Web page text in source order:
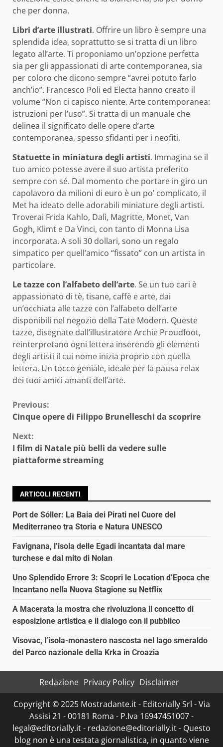
che per donna.
Libri d’arte illustrati. Offrire un libro è sempre una
splendida idea, soprattutto se si tratta di un libro
legato all’arte. Ti proponiamo un’opzione perfetta
sia per gli appassionati di arte contemporanea, sia
per coloro che dicono sempre “avrei potuto farlo
anch’io”. Francesco Poli ed Electa hanno creato il
volume “Non ci capisco niente. Arte contemporanea:
istruzioni per l’uso”. Si tratta di un manuale che
delinea il significato delle opere d’arte
contemporanea, spesso sfidanti per i neofiti.
Statuette in miniatura degli artisti. Immagina se il
tuo amico potesse avere il suo artista preferito
sempre con sé. Dal momento che portare in giro un
capolavoro da milioni di euro è un po’ complicato, il
Met ha ideato delle adorabili miniature degli artisti.
Troverai Frida Kahlo, Dalì, Magritte, Monet, Van
Gogh, Klimt e Da Vinci, con tanto di Monna Lisa
incorporata. A soli 30 dollari, sono un regalo
simpatico per quell’amico “fissato” con un artista in
particolare.
Le tazze con l’alfabeto dell’arte. Se un tuo cari è
appassionato di tè, tisane, caffè e arte, dai
un’occhiata alle tazze con l’alfabeto dell’arte
disponibili nel negozio della Tate Modern. Queste
tazze, disegnate dall’illustratore Archie Proudfoot,
reinterpretano ogni lettera inserendo gli elementi
degli artisti il cui nome inizia proprio con quella
lettera. Un tocco geniale, ideale per la pausa relax
dei tuoi amici amanti dell’arte.
Continue
Reading
Previous:
Cinque opere di Filippo Brunelleschi da scoprire
Next:
I film di Natale più belli da vedere sulle
piattaforme streaming
ARTICOLI RECENTI
Port de Sóller: La Baia dei Pirati nel Cuore del
Mediterraneo tra Storia e Natura UNESCO
Favignana, l’isola delle Egadi incantata dal mare
turchese e dal mito di Nolan
Uno Splendido Errore 3: Scopri le Location d’Epoca che
Incantano nella Nuova Stagione su Netflix
A Macerata la mostra che rivoluziona il concetto di
esposizione artistica e il dialogo con il pubblico
Visovac, l’isola-monastero nascosta nel lago smeraldo
del Parco nazionale della Krka in Croazia
Redazione Privacy Policy Disclaimer
Copyright © 2025 Mostradante.it - Editorially Srl - Via
Assisi 21 - 00181 Roma - P.Iva 16947451007 -
legal@editorially.it - redazione@editorially.it - Questo
blog non è una testata giornalistica, in quanto viene